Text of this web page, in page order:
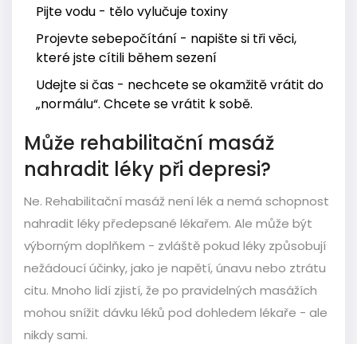
Pijte vodu - tělo vylučuje toxiny
Projevte sebepočítání - napište si tři věci,
které jste cítili během sezení
Udejte si čas - nechcete se okamžitě vrátit do
„normálu“. Chcete se vrátit k sobě.
Může rehabilitační masáž
nahradit léky při depresi?
Ne. Rehabilitační masáž není lék a nemá schopnost
nahradit léky předepsané lékařem. Ale může být
výborným doplňkem - zvláště pokud léky způsobují
nežádoucí účinky, jako je napětí, únavu nebo ztrátu
citu. Mnoho lidí zjistí, že po pravidelných masážích
mohou snížit dávku léků pod dohledem lékaře - ale
nikdy sami.